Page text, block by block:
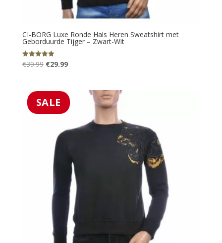
CI-BORG Luxe Ronde Hals Heren Sweatshirt met
Geborduurde Tijger – Zwart-Wit
Gewaardeerd
5.00
€39.99 Oorspronkelijke
€39.99.
€29.99Huidige
€29.99.
SALE